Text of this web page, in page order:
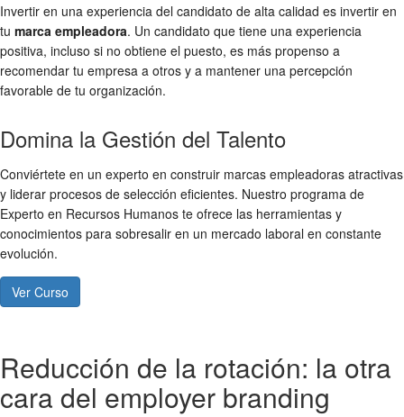
Invertir en una experiencia del candidato de alta calidad es invertir en
tu marca empleadora. Un candidato que tiene una experiencia
positiva, incluso si no obtiene el puesto, es más propenso a
recomendar tu empresa a otros y a mantener una percepción
favorable de tu organización.
Domina la Gestión del Talento
Conviértete en un experto en construir marcas empleadoras atractivas
y liderar procesos de selección eficientes. Nuestro programa de
Experto en Recursos Humanos te ofrece las herramientas y
conocimientos para sobresalir en un mercado laboral en constante
evolución.
Ver Curso
Reducción de la rotación: la otra
cara del employer branding